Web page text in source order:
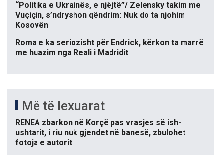
“Politika e Ukrainës, e njëjtë”/ Zelensky takim me
Vuçiçin, s’ndryshon qëndrim: Nuk do ta njohim
Kosovën
Roma e ka seriozisht për Endrick, kërkon ta marrë
me huazim nga Reali i Madridit
Më të lexuarat
RENEA zbarkon në Korçë pas vrasjes së ish-
ushtarit, i riu nuk gjendet në banesë, zbulohet
fotoja e autorit